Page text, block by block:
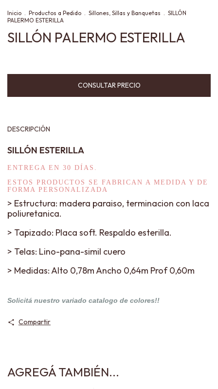
Inicio . Productos a Pedido . Sillones, Sillas y Banquetas . SILLÓN
PALERMO ESTERILLA
SILLÓN PALERMO ESTERILLA
DESCRIPCIÓN
SILLÓN ESTERILLA
ENTREGA EN 30 DÍAS.
ESTOS PRODUCTOS SE FABRICAN A MEDIDA Y DE
FORMA PERSONALIZADA
> Estructura: madera paraiso, terminacion con laca
poliuretanica.
> Tapizado: Placa soft. Respaldo esterilla.
> Telas: Lino-pana-simil cuero
> Medidas: Alto 0,78m Ancho 0,64m Prof 0,60m
Solicitá nuestro variado catalogo de colores!!
Compartir
AGREGÁ TAMBIÉN...